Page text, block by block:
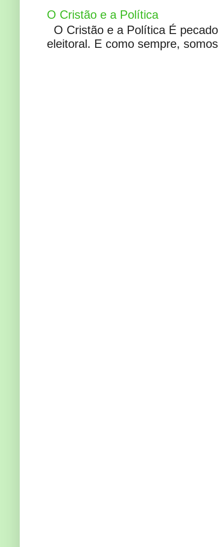
O Cristão e a Política
O Cristão e a Política É
eleitoral. E como sempre,